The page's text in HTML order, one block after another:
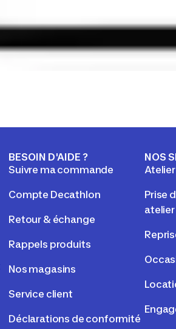
BESOIN D'AIDE ?
Suivre ma commande
Compte Decathlon
Retour & échange
Rappels produits
Nos magasins
Service client
Déclarations de conformité
NOS
Atelier
Prise
atelier